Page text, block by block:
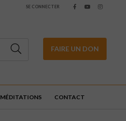
SE CONNECTER
FAIRE UN DON
MÉDITATIONS CONTACT